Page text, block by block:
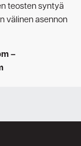
teosten syntyä
välinen asennon
–